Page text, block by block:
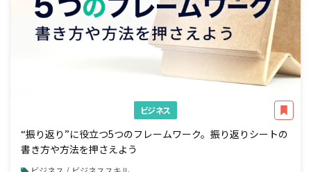
ビジネス
“振り返り”に役立つ5つのフレームワーク。振り返りシートの
書き方や方法を押さえよう